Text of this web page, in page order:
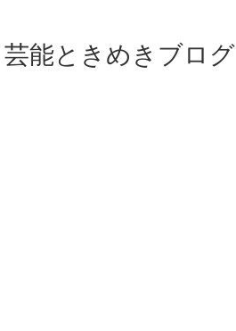
芸能ときめきブログ